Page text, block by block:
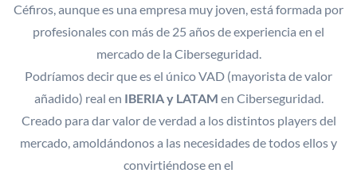
Céfiros, aunque es una empresa muy joven, está formada por
profesionales con más de 25 años de experiencia en el
mercado de la Ciberseguridad.
Podríamos decir que es el único VAD (mayorista de valor
añadido) real en IBERIA y LATAM en Ciberseguridad.
Creado para dar valor de verdad a los distintos players del
mercado, amoldándonos a las necesidades de todos ellos y
convirtiéndose en el